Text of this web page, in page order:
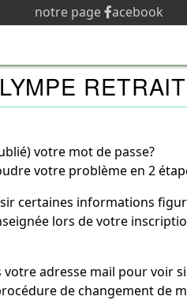
notre page acebook
votre mot de passe?
votre problème en 2
certaines informations
lors de votre
adresse mail pour voir
de changement de